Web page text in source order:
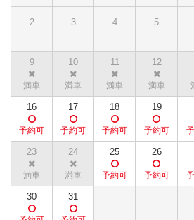
2 3 4 5
9 10 11 12
16 17 18 19
23 24 25 26
30 31